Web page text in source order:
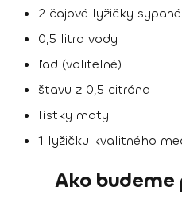
2 čajové lyžičky
0,5 litra vody
ľad (voliteľné)
šťavu z 0,5 citróna
lístky mäty
1 lyžičku kvalitného
Ako